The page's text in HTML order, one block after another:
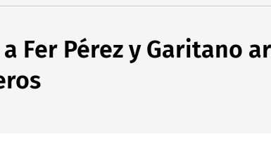
a Fer Pérez y Garitano